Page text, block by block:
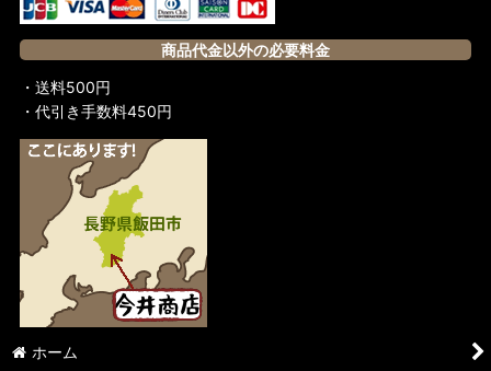
商品代金以外の必要料金
・送料500円
・代引き手数料450円
ホーム